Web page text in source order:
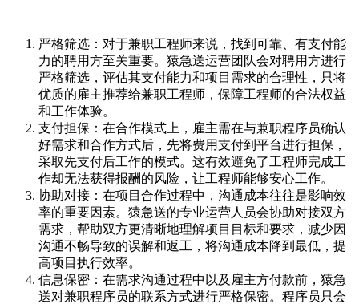
严格筛选：对于兼职工程师来说，找到可靠、有支付能
力的聘用方至关重要。猿急送运营团队会对聘用方进行
严格筛选，评估其支付能力和项目需求的合理性，只将
优质的雇主推荐给兼职工程师，保障工程师的合法权益
和工作体验。
支付担保：在合作模式上，雇主需在与兼职程序员确认
好需求和合作方式后，先将费用支付到平台进行担保，
采取先支付后工作的模式。这有效避免了工程师完成工
作却无法获得报酬的风险，让工程师能够安心工作。
协助对接：在项目合作过程中，沟通成本往往是影响效
率的重要因素。猿急送的专业运营人员会协助对接双方
需求，帮助双方更清晰地理解项目目标和要求，减少因
沟通不畅导致的误解和返工，将沟通成本降到最低，提
高项目执行效率。
信息保密：在需求沟通过程中以及雇主方付款前，猿急
送对兼职程序员的联系方式进行严格保密。程序员只会